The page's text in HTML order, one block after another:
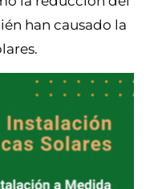
han causado la